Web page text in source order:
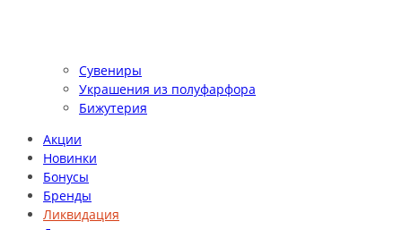
Сувениры
Украшения из полуфарфора
Бижутерия
Акции
Новинки
Бонусы
Бренды
Ликвидация